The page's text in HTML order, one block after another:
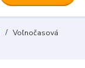
Voľnočasová